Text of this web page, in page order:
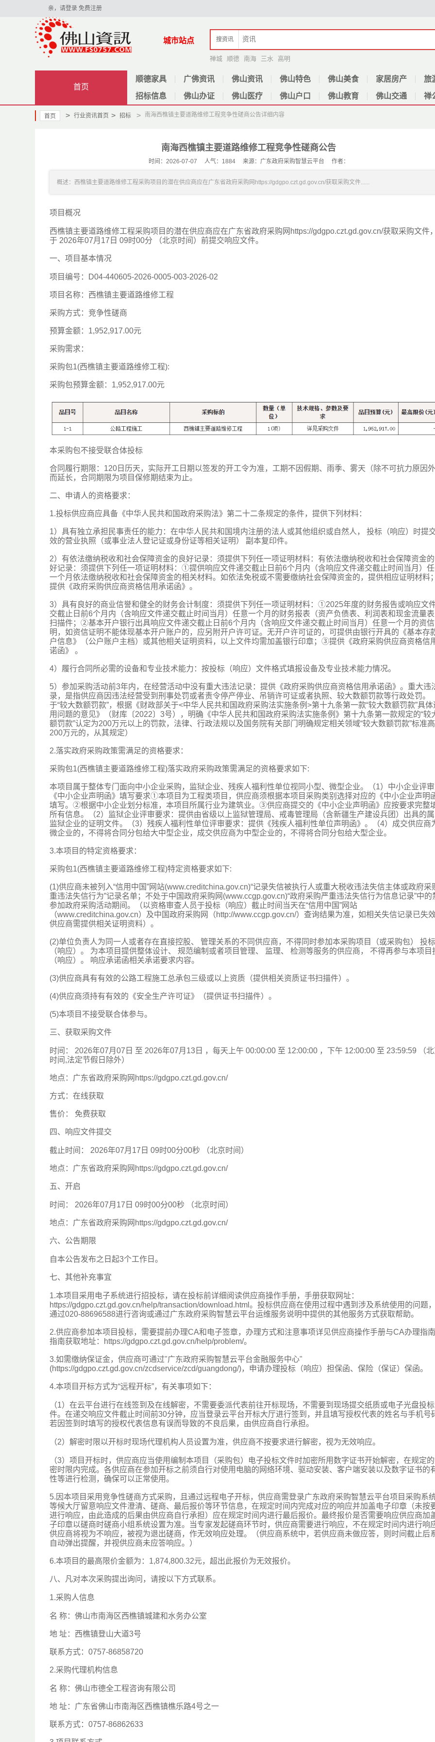
亲，请登录 免费注册
城市站点 搜资讯
禅城 顺德 南海 三水 高明
首页
顺德家具 广佛资讯 佛山资讯 佛山特色 佛山美食 家居房产 旅
招标信息 佛山办证 佛山医疗 佛山户口 佛山教育 佛山交通 禅
首页 > 行业资讯首页 > 招标 > 南海西樵镇主要道路维修工程竞争性磋商公告详细内容
南海西樵镇主要道路维修工程竞争性磋商公告
时间：2026-07-07 人气：1884 来源：广东政府采购智慧云平台 作者：
概述：西樵镇主要道路维修工程采购项目的潜在供应商应在广东省政府采购网https://gdgpo.czt.gd.gov.cn/获取采购文件......
项目概况
西樵镇主要道路维修工程采购项目的潜在供应商应在广东省政府采购网https://gdgpo.czt.gd.gov.cn/获取采购文件
于 2026年07月17日 09时00分 （北京时间）前提交响应文件。
一、项目基本情况
项目编号：D04-440605-2026-0005-003-2026-02
项目名称：西樵镇主要道路维修工程
采购方式：竞争性磋商
预算金额：1,952,917.00元
采购需求：
采购包1(西樵镇主要道路维修工程):
采购包预算金额：1,952,917.00元
本采购包不接受联合体投标
合同履行期限：120日历天，实际开工日期以签发的开工令为准，工期不因假期、雨季、雾天（除不可抗力原因
而延长，合同期限为项目保修期结束为止。
二、申请人的资格要求：
1.投标供应商应具备《中华人民共和国政府采购法》第二十二条规定的条件，提供下列材料：
1）具有独立承担民事责任的能力：在中华人民共和国境内注册的法人或其他组织或自然人， 投标（响应）时提
效的营业执照（或事业法人登记证或身份证等相关证明） 副本复印件。
2）有依法缴纳税收和社会保障资金的良好记录：须提供下列任一项证明材料：有依法缴纳税收和社会保障资金
好记录：须提供下列任一项证明材料：①提供响应文件递交截止日前6个月内（含响应文件递交截止时间当月）
一个月依法缴纳税收和社会保障资金的相关材料。如依法免税或不需要缴纳社会保障资金的，提供相应证明材料
提供《政府采购供应商资格信用承诺函》。
3）具有良好的商业信誉和健全的财务会计制度：须提供下列任一项证明材料：①2025年度的财务报告或响应文
交截止日前6个月内（含响应文件递交截止时间当月）任意一个月的财务报表（资产负债表、利润表和现金流量
扫描件；②基本开户银行出具响应文件递交截止日前6个月内（含响应文件递交截止时间当月）任意一个月的资
明，如资信证明不能体现基本开户账户的，应另附开户许可证。无开户许可证的，可提供由银行开具的《基本存
户信息》（公户账户主档）或其他相关证明资料，以上文件均需加盖银行印章；③提供《政府采购供应商资格信
诺函》 。
4）履行合同所必需的设备和专业技术能力：按投标（响应）文件格式填报设备及专业技术能力情况。
5）参加采购活动前3年内，在经营活动中没有重大违法记录：提供《政府采购供应商资格信用承诺函》。重大违
录，是指供应商因违法经营受到刑事处罚或者责令停产停业、吊销许可证或者执照、较大数额罚款等行政处罚。
于“较大数额罚款”，根据《财政部关于<中华人民共和国政府采购法实施条例>第十九条第一款“较大数额罚款”具体
用问题的意见》（财库〔2022〕3号），明确《中华人民共和国政府采购法实施条例》第十九条第一款规定的“较
额罚款”认定为200万元以上的罚款，法律、行政法规以及国务院有关部门明确规定相关领域“较大数额罚款”标准
200万元的，从其规定）
2.落实政府采购政策需满足的资格要求：
采购包1(西樵镇主要道路维修工程)落实政府采购政策需满足的资格要求如下:
本项目属于整体专门面向中小企业采购，监狱企业、残疾人福利性单位视同小型、微型企业。（1）中小企业评
《中小企业声明函》填写要求①本项目为工程类项目，供应商须根据本项目采购类别选择对应的《中小企业声明
填写。②根据中小企业划分标准，本项目所属行业为建筑业。③供应商提交的《中小企业声明函》应按要求完整
所有信息。（2）监狱企业评审要求：提供由省级以上监狱管理局、戒毒管理局（含新疆生产建设兵团）出具的
监狱企业的证明文件。（3）残疾人福利性单位评审要求：提供《残疾人福利性单位声明函》。（4）成交供应商
微企业的，不得将合同分包给大中型企业，成交供应商为中型企业的，不得将合同分包给大型企业。
3.本项目的特定资格要求：
采购包1(西樵镇主要道路维修工程)特定资格要求如下:
(1)供应商未被列入“信用中国”网站(www.creditchina.gov.cn)“记录失信被执行人或重大税收违法失信主体或政府采
重违法失信行为”记录名单；不处于中国政府采购网(www.ccgp.gov.cn)“政府采购严重违法失信行为信息记录”中的
参加政府采购活动期间。（以资格审查人员于投标（响应）截止时间当天在“信用中国”网站
（www.creditchina.gov.cn）及中国政府采购网（http://www.ccgp.gov.cn/）查询结果为准，如相关失信记录已失
供应商需提供相关证明资料）。
(2)单位负责人为同一人或者存在直接控股、 管理关系的不同供应商，不得同时参加本采购项目（或采购包） 投标
（响应）。 为本项目提供整体设计、 规范编制或者项目管理、 监理、 检测等服务的供应商， 不得再参与本项目
（响应）。 响应承诺函相关承诺要求内容。
(3)供应商具有有效的公路工程施工总承包三级或以上资质（提供相关资质证书扫描件）。
(4)供应商须持有有效的《安全生产许可证》（提供证书扫描件）。
(5)本项目不接受联合体参与。
三、获取采购文件
时间： 2026年07月07日 至 2026年07月13日 ，每天上午 00:00:00 至 12:00:00 ，下午 12:00:00 至 23:59:59 （
时间,法定节假日除外）
地点：广东省政府采购网https://gdgpo.czt.gd.gov.cn/
方式：在线获取
售价： 免费获取
四、响应文件提交
截止时间： 2026年07月17日 09时00分00秒 （北京时间）
地点：广东省政府采购网https://gdgpo.czt.gd.gov.cn/
五、开启
时间： 2026年07月17日 09时00分00秒 （北京时间）
地点：广东省政府采购网https://gdgpo.czt.gd.gov.cn/
六、公告期限
自本公告发布之日起3个工作日。
七、其他补充事宜
1.本项目采用电子系统进行招投标，请在投标前详细阅读供应商操作手册，手册获取网址：
https://gdgpo.czt.gd.gov.cn/help/transaction/download.html。投标供应商在使用过程中遇到涉及系统使用的问题
通过020-88696588进行咨询或通过广东政府采购智慧云平台运维服务说明中提供的其他服务方式获取帮助。
2.供应商参加本项目投标，需要提前办理CA和电子签章，办理方式和注意事项详见供应商操作手册与CA办理指
指南获取地址：https://gdgpo.czt.gd.gov.cn/help/problem/。
3.如需缴纳保证金，供应商可通过"广东政府采购智慧云平台金融服务中心"
(https://gdgpo.czt.gd.gov.cn/zcdservice/zcd/guangdong/)，申请办理投标（响应）担保函、保险（保证）保函。
4.本项目开标方式为“远程开标”，有关事项如下：
（1）在云平台进行在线签到及在线解密，不需要委派代表前往开标现场，不需要到现场提交纸质或电子光盘投
件。在递交响应文件截止时间前30分钟，应当登录云平台开标大厅进行签到，并且填写授权代表的姓名与手机号
若因签到时填写的授权代表信息有误而导致的不良后果，由供应商自行承担。
（2）解密时限以开标时现场代理机构人员设置为准，供应商不按要求进行解密，视为无效响应。
（3）项目开标时，供应商应当使用编制本项目（采购包）电子投标文件时加密所用数字证书开始解密，在规定
密时限内完成。各供应商在参加开标之前须自行对使用电脑的网络环境、驱动安装、客户端安装以及数字证书的
性等进行检测，确保可以正常使用。
5.因本项目采用竞争性磋商方式采购，且通过远程电子开标，供应商需登录广东政府采购智慧云平台项目采购系
等候大厅留意响应文件澄清、磋商、最后报价等环节信息，在规定时间内完成对应的响应并加盖电子印章（未按
进行响应，由此造成的后果由供应商自行承担）应在规定时间内进行最后报价。最终报价是否需要响应供应商加
子印章以磋商时磋商小组系统设置为准。当专家发起磋商环节时，供应商需要进行响应，不在规定时间内进行响
供应商将视为不响应，被视为退出磋商，作无效响应处理。（供应商系统中，若供应商未做应答，则时间截止后
自动弹出提醒，并视供应商未应答响应。）
6.本项目的最高限价金额为：1,874,800.32元，超出此报价为无效报价。
八、凡对本次采购提出询问，请按以下方式联系。
1.采购人信息
名 称：佛山市南海区西樵镇城建和水务办公室
地 址：西樵镇登山大道3号
联系方式：0757-86858720
2.采购代理机构信息
名 称：佛山市德全工程咨询有限公司
地 址：广东省佛山市南海区西樵镇樵乐路4号之一
联系方式：0757-86862633